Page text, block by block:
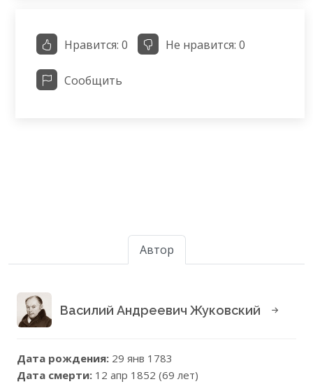
Нравится: 0 Не нравится: 0
Сообщить
Автор
Василий Андреевич Жуковский
Дата рождения: 29 янв 1783
Дата смерти: 12 апр 1852 (69 лет)